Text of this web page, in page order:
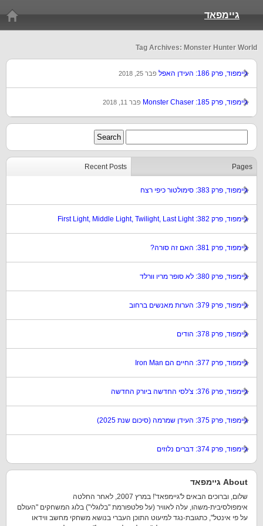
גיימפאד
Tag Archives: Monster Hunter World
גיימפוד, פרק 186: העידן האפל פבר 25, 2018
גיימפוד, פרק 185: Monster Chaser פבר 11, 2018
Recent Posts Pages
גיימפוד, פרק 383: סימולטור כיפי רצח
גיימפוד, פרק 382: First Light, Middle Light, Twilight, Last Light
גיימפוד, פרק 381: האם זה סורה?
גיימפוד, פרק 380: לא סופר מריו וורלד
גיימפוד, פרק 379: הערות מאנשים ברחוב
גיימפוד, פרק 378: הודים
גיימפוד, פרק 377: החיים הם Iron Man
גיימפוד, פרק 376: צ'לסי החדשה ביורק החדשה
גיימפוד, פרק 375: העידן שמרמה (סיכום שנת 2025)
גיימפוד, פרק 374: דברים נלוזים
About גיימפאד
שלום, וברוכים הבאים ל'גיימפאד'! במרץ 2007, לאחר החלטה
אימפולסיבית-משהו, עלה לאוויר (על פלטפורמת "בלוגלי") בלוג המשחקים "העולם
על פי אינטל", כתגובת-נגד למיעוט התוכן העברי בנושא משחקי מחשב ווידאו